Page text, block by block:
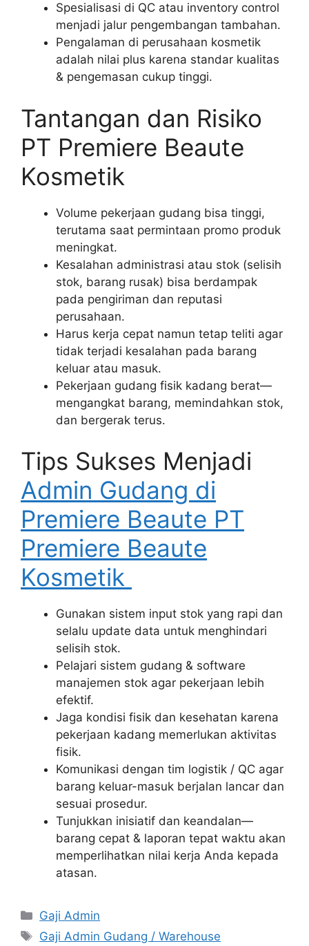
Spesialisasi di QC atau inventory control
menjadi jalur pengembangan tambahan.
Pengalaman di perusahaan kosmetik
adalah nilai plus karena standar kualitas
& pengemasan cukup tinggi.
Tantangan dan Risiko
PT Premiere Beaute
Kosmetik
Volume pekerjaan gudang bisa tinggi,
terutama saat permintaan promo produk
meningkat.
Kesalahan administrasi atau stok (selisih
stok, barang rusak) bisa berdampak
pada pengiriman dan reputasi
perusahaan.
Harus kerja cepat namun tetap teliti agar
tidak terjadi kesalahan pada barang
keluar atau masuk.
Pekerjaan gudang fisik kadang berat—
mengangkat barang, memindahkan stok,
dan bergerak terus.
Tips Sukses Menjadi
Admin Gudang di
Premiere Beaute PT
Premiere Beaute
Kosmetik
Gunakan sistem input stok yang rapi dan
selalu update data untuk menghindari
selisih stok.
Pelajari sistem gudang & software
manajemen stok agar pekerjaan lebih
efektif.
Jaga kondisi fisik dan kesehatan karena
pekerjaan kadang memerlukan aktivitas
fisik.
Komunikasi dengan tim logistik / QC agar
barang keluar-masuk berjalan lancar dan
sesuai prosedur.
Tunjukkan inisiatif dan keandalan—
barang cepat & laporan tepat waktu akan
memperlihatkan nilai kerja Anda kepada
atasan.
Kategori
Gaji Admin
Tag
Gaji Admin Gudang / Warehouse